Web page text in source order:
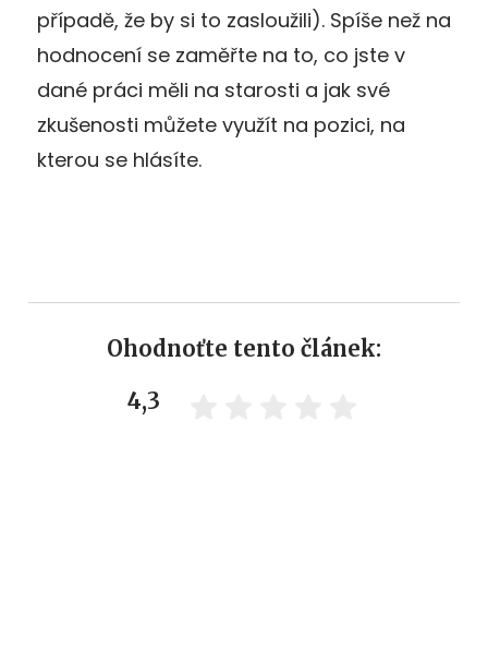
případě, že by si to zasloužili). Spíše než na
hodnocení se zaměřte na to, co jste v
dané práci měli na starosti a jak své
zkušenosti můžete využít na pozici, na
kterou se hlásíte.
Ohodnoťte tento článek:
4,3